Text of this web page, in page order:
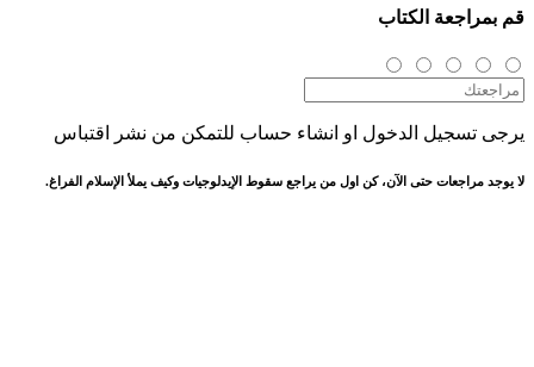
قم بمراجعة الكتاب
يرجى تسجيل الدخول او انشاء حساب للتمكن من نشر اقتباس
لا يوجد مراجعات حتى الآن، كن اول من يراجع سقوط الإيدلوجيات وكيف يملأ الإسلام الفراغ.